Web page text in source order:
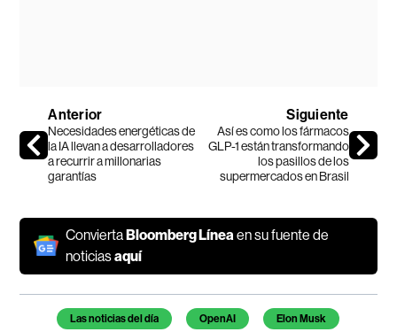
Anterior
Necesidades energéticas de
la IA llevan a desarrolladores
a recurrir a millonarias
garantías
Siguiente
Así es como los fármacos
GLP-1 están transformando
los pasillos de los
supermercados en Brasil
ConviertaBloomberg Línea en su fuente de
noticiasaquí
Temas de este artículo
Las noticias del día OpenAI Elon Musk